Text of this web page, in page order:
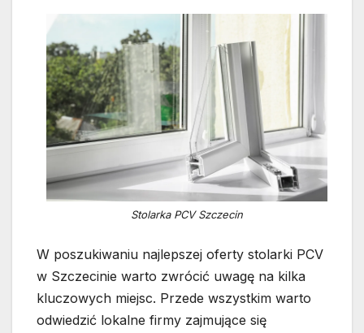
Stolarka PCV Szczecin
W poszukiwaniu najlepszej oferty stolarki PCV
w Szczecinie warto zwrócić uwagę na kilka
kluczowych miejsc. Przede wszystkim warto
odwiedzić lokalne firmy zajmujące się